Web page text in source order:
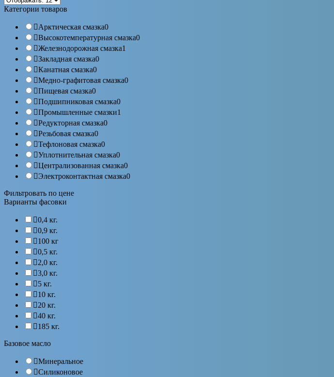
Категории товаров
Арктическая смазка0
Высокотемпературная смазка0
Железнодорожная смазка1
Закладная смазка0
Канатная смазка0
Медно-графитовая смазка0
Пищевая смазка0
Подшипниковая смазка0
Промышленные смазки1
Редукторная смазка0
Резьбовая смазка0
Тефлоновая смазка0
Уплотнительная смазка0
Централизованная смазка0
Электроконтактная смазка0
Фильтровать по цене
Варианты фасовки
0,4 кг.
0,9 кг.
100 кг
0,5 кг.
2,0 кг.
3,0 кг.
5 кг.
10 кг.
20 кг.
40 кг.
185 кг.
Базовое масло
Минеральное
Силиконовое